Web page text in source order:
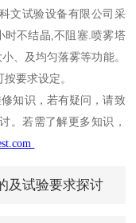
文试验设备有限公司采
时不结晶,不阻塞.喷雾塔
、及均匀落雾等功能。
要求设定。
知识，若有疑问，请致
。若需了解更多知识 ，
.com
及试验要求探讨